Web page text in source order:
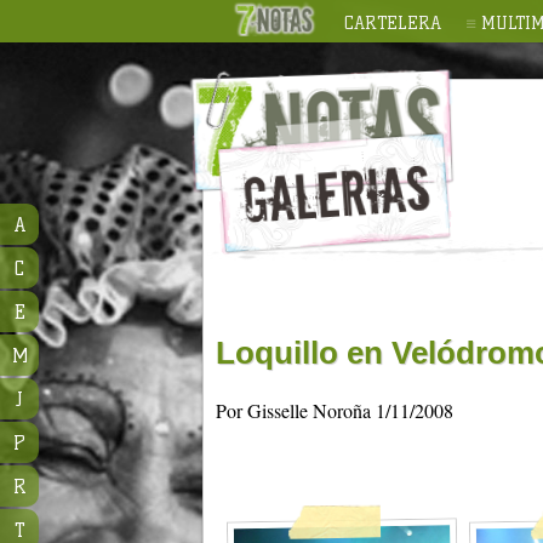
CARTELERA
Loquillo en
Por Gisselle Noroña 1/11/2008
A
C
E
M
J
P
R
T